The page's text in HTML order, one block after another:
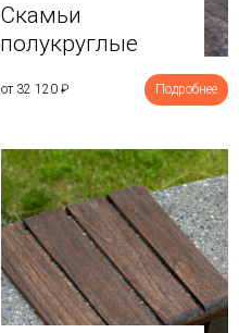
Скамьи
полукруглые
от 32 120 ₽ Подробнее